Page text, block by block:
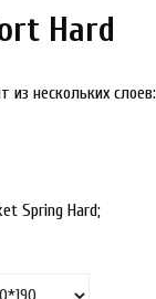
Hard
из нескольких слоев:
Spring Hard;